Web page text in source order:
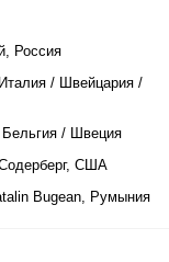
Россия
/ Швейцария /
Бельгия / Швеция
США
Bugean, Румыния